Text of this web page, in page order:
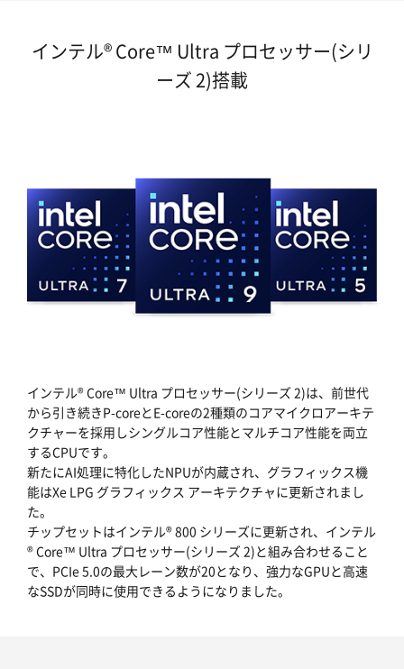
インテル® Core™ Ultra プロセッサー(シリ
ーズ 2)搭載
インテル® Core™ Ultra プロセッサー(シリーズ 2)は、前世代
から引き続きP-coreとE-coreの2種類のコアマイクロアーキテ
クチャーを採用しシングルコア性能とマルチコア性能を両立
するCPUです。
新たにAI処理に特化したNPUが内蔵され、グラフィックス機
能はXe LPG グラフィックス アーキテクチャに更新されまし
た。
チップセットはインテル® 800 シリーズに更新され、インテル
® Core™ Ultra プロセッサー(シリーズ 2)と組み合わせること
で、PCIe 5.0の最大レーン数が20となり、強力なGPUと高速
なSSDが同時に使用できるようになりました。